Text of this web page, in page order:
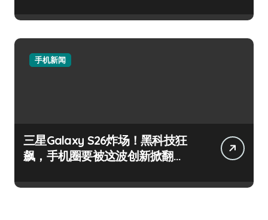
手机新闻
三星Galaxy S26炸场！黑科技狂
飙，手机圈要被这波创新掀翻